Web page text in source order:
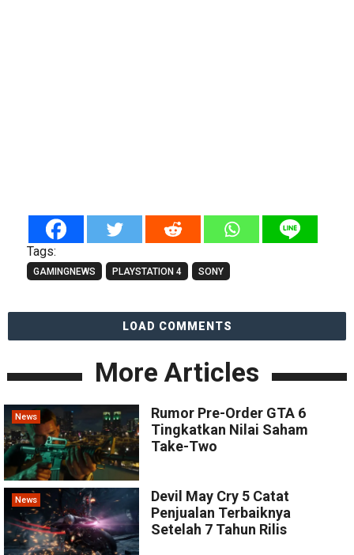
Tags:
GAMINGNEWS PLAYSTATION 4 SONY
LOAD COMMENTS
More Articles
News
Rumor Pre-Order GTA 6
Tingkatkan Nilai Saham
Take-Two
News
Devil May Cry 5 Catat
Penjualan Terbaiknya
Setelah 7 Tahun Rilis